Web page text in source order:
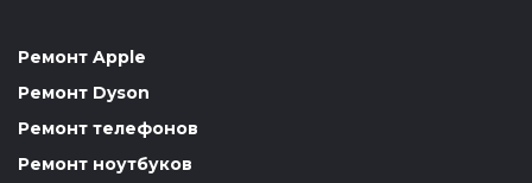
Ремонт Apple
Ремонт Dyson
Ремонт телефонов
Ремонт ноутбуков